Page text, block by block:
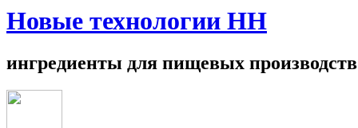
Новые технологии НН
ингредиенты для пищевых производств